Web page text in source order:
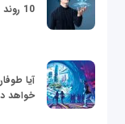
10 روند برتر تجارت و فناوری در سال 2022
آیا
خواهد